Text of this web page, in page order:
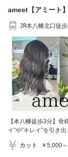
ameet【アミート】
JR本八幡北口徒
【本八幡徒歩3分】骨
イ”や”キレイ”を引き
カット ￥5,000～